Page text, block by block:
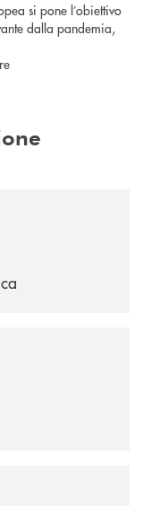
si pone l’obiettivo
dalla pandemia,